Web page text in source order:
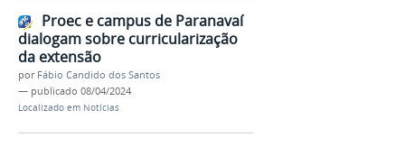
Proec e campus de Paranavaí
dialogam sobre curricularização
da extensão
por Fábio Candido dos Santos
— publicado 08/04/2024
Localizado em Notícias